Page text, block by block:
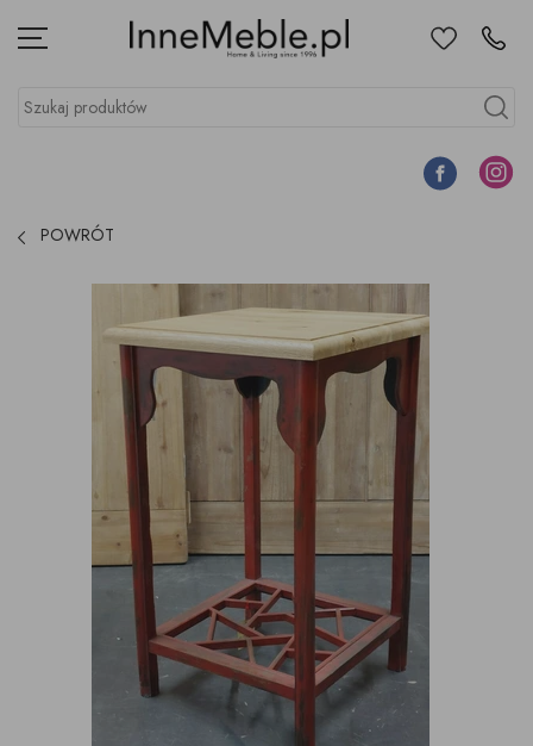
Menu UlubioneKontakt
Szukaj produktów
Szukaj
Facebook
POWRÓT